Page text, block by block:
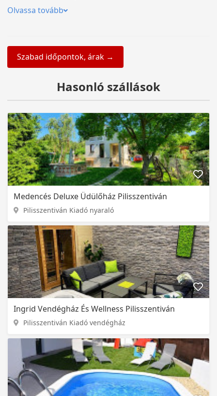
Olvassa tovább
Szabad időpontok, árak →
Hasonló szállások
Medencés Deluxe Üdülőház Pilisszentiván
Pilisszentiván Kiadó nyaraló
Ingrid Vendégház És Wellness Pilisszentiván
Pilisszentiván Kiadó vendégház